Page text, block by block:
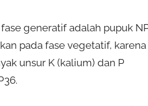
generatif adalah pupuk
pada fase vegetatif,
unsur K (kalium) dan P